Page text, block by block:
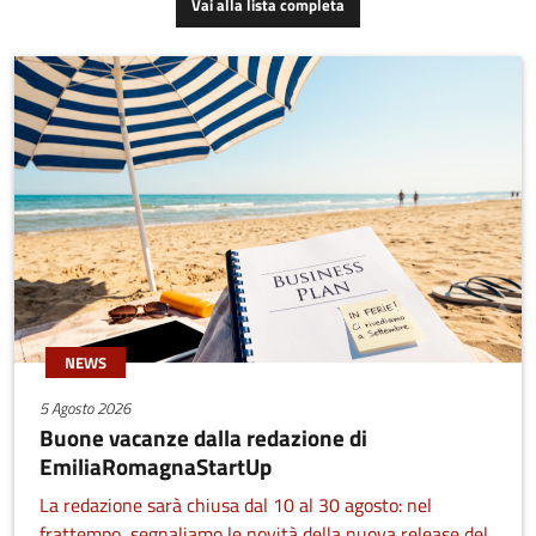
NEWS
5 Agosto 2026
Buone vacanze dalla redazione di
EmiliaRomagnaStartUp
La redazione sarà chiusa dal 10 al 30 agosto: nel